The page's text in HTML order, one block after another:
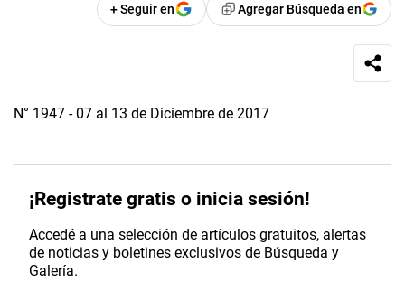
+ Seguir en Agregar Búsqueda en
N° 1947 - 07 al 13 de Diciembre de 2017
¡Registrate gratis o inicia sesión!
Accedé a una selección de artículos gratuitos, alertas
de noticias y boletines exclusivos de Búsqueda y
Galería.